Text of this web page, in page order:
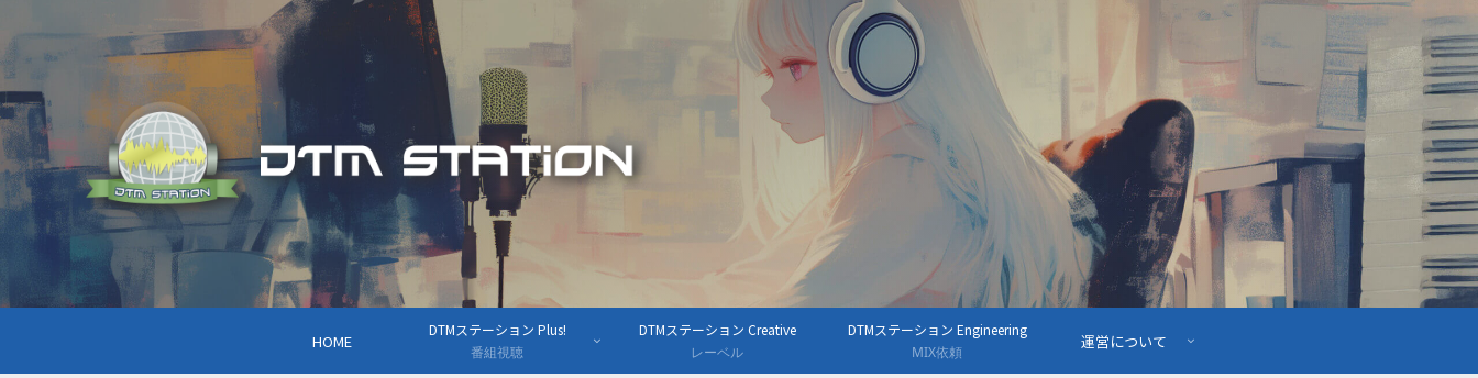
HOME
DTMステーション Plus!
番組視聴
DTMステーション Creative
レーベル
DTMステーション Engineering
MIX依頼
運営について